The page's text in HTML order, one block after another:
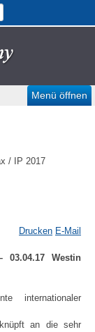
Menü öffnen
/ IP 2017
Drucken E-Mail
Westin
internationaler
an die sehr